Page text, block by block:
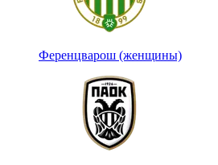
Ференцварош (женщины)